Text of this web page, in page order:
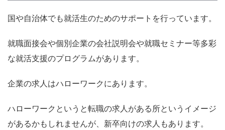
国や自治体でも就活生のためのサポートを行っています。
就職面接会や個別企業の会社説明会や就職セミナー等多彩
な就活支援のプログラムがあります。
企業の求人はハローワークにあります。
ハローワークというと転職の求人がある所というイメージ
があるかもしれませんが、新卒向けの求人もあります。